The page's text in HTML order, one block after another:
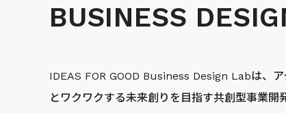
BUSINESS
IDEAS FOR GOOD Business Design Labは、
とワクワクする未来創りを目指す共創型事業開